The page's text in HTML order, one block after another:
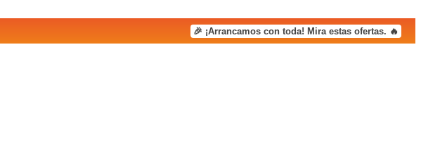
🎉 ¡Arrancamos con toda! Mira estas ofertas. 🔥